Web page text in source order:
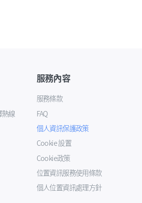
線
服務內容
服務條款
FAQ
個人資訊保護政策
Cookie 設置
Cookie政策
位置資訊服務使用條款
個人位置資訊處理方針